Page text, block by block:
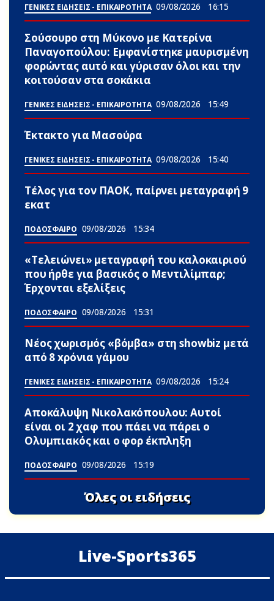
ΓΕΝΙΚΕΣ ΕΙΔΗΣΕΙΣ - ΕΠΙΚΑΙΡΟΤΗΤΑ 09/08/2026 16:15
Σούσουpο στη Μύκονο με Κατερίνα
Παναγοπούλου: Εμφανίστηκε μαυρισμένη
φορώντας αuτό και γύρισαν όλοι και την
κοιτούσαν στα σοκάκια
ΓΕΝΙΚΕΣ ΕΙΔΗΣΕΙΣ - ΕΠΙΚΑΙΡΟΤΗΤΑ 09/08/2026 15:49
Έκτακτο για Μασούρα
ΓΕΝΙΚΕΣ ΕΙΔΗΣΕΙΣ - ΕΠΙΚΑΙΡΟΤΗΤΑ 09/08/2026 15:40
Τέλος για τον ΠΑΟΚ, παίρνει μεταγραφή 9
εκατ
ΠΟΔΟΣΦΑΙΡΟ 09/08/2026 15:34
«Τελειώνει» μεταγραφή του καλοκαιριού
που ήρθε για βασικός ο Μεντιλίμπαρ;
Έρχονται εξελίξεις
ΠΟΔΟΣΦΑΙΡΟ 09/08/2026 15:31
Νέος χωρισμός «βόμβα» στη showbiz μετά
από 8 xρόνια γάμου
ΓΕΝΙΚΕΣ ΕΙΔΗΣΕΙΣ - ΕΠΙΚΑΙΡΟΤΗΤΑ 09/08/2026 15:24
Αποκάλυψη Νικολακόπουλου: Αυτοί
είναι οι 2 χαφ που πάει να πάρει ο
Ολυμπιακός και ο φορ έκπληξη
ΠΟΔΟΣΦΑΙΡΟ 09/08/2026 15:19
Όλες οι ειδήσεις
Live-Sports365